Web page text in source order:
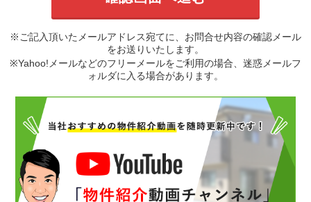
※ご記入頂いたメールアドレス宛てに、お問合せ内容の確認メール
をお送りいたします。
※Yahoo!メールなどのフリーメールをご利用の場合、迷惑メールフ
ォルダに入る場合があります。